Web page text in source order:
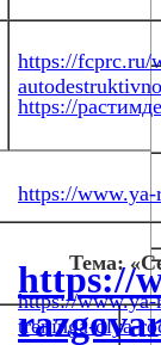
https://
https://
https://fcprc.ru/
https://www.ya-
https://www.ya-
treninga-dlya-
Тема: